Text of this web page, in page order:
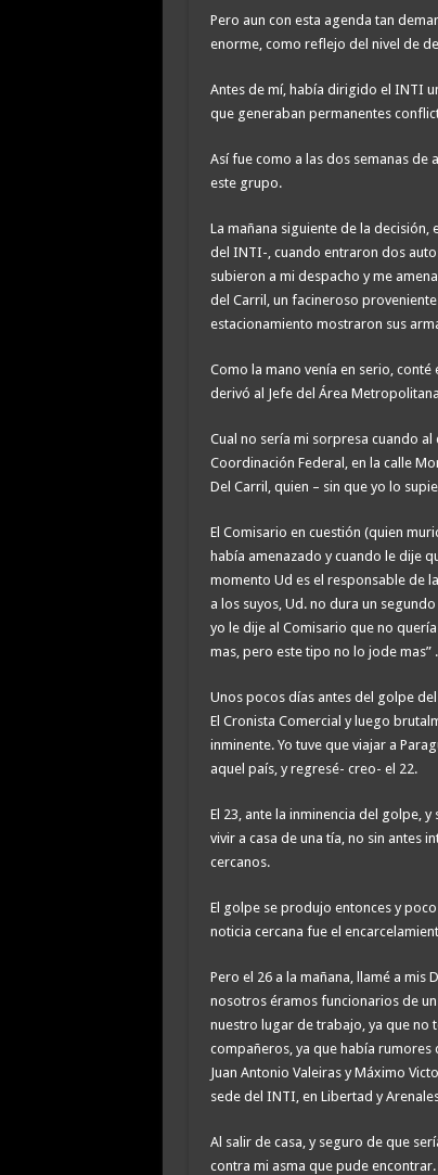
Pero aun con esta agenda tan
enorme, como reflejo del nivel de
Antes de mí, había dirigido el INTI
que generaban permanentes
Así fue como a las dos semanas de
este grupo.
La mañana siguiente de la decisión,
del INTI-, cuando entraron dos
subieron a mi despacho y me
del Carril, un facineroso
estacionamiento mostraron sus
Como la mano venía en serio,
derivó al Jefe del Área
Cual no sería mi sorpresa cuando
Coordinación Federal, en la calle
Del Carril, quien – sin que yo lo
El Comisario en cuestión (quien
había amenazado y cuando le dije
momento Ud es el responsable de
a los suyos, Ud. no dura un
yo le dije al Comisario que no
mas, pero este tipo no lo jode mas” .
Unos pocos días antes del golpe
El Cronista Comercial y luego
inminente. Yo tuve que viajar a
aquel país, y regresé- creo- el 22.
El 23, ante la inminencia del golpe,
vivir a casa de una tía, no sin antes
cercanos.
El golpe se produjo entonces y
noticia cercana fue el
Pero el 26 a la mañana, llamé a
nosotros éramos funcionarios de
nuestro lugar de trabajo, ya que no
compañeros, ya que había rumores
Juan Antonio Valeiras y Máximo
sede del INTI, en Libertad y
Al salir de casa, y seguro de que
contra mi asma que pude